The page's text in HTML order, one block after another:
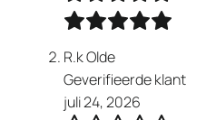
R.k Olde
Geverifieerde klant
juli 24, 2026